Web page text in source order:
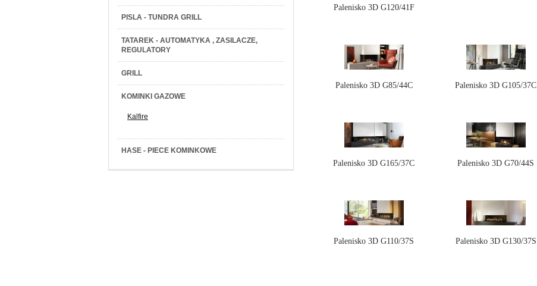
PISLA - TUNDRA GRILL
TATAREK - AUTOMATYKA , ZASILACZE,
REGULATORY
GRILL
KOMINKI GAZOWE
Kalfire
HASE - PIECE KOMINKOWE
Palenisko 3D G120/41F
Palenisko 3D G85/44C Palenisko 3D G105/37C
Palenisko 3D G165/37C Palenisko 3D G70/44S
Palenisko 3D G110/37S Palenisko 3D G130/37S